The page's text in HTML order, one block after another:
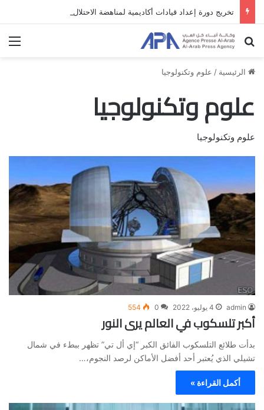
بحث عن
الرئيسية / علوم وتكنولوجيا
علوم وتكنولوجيا
علوم وتكنولوجيا
admin 4 يوليو، 2022 0
554
أكبر تلسكوب في العالم يرى النور
بدأت طلائع التلسكوب الفائق الكبر “إي أل تي” تظهر ببطء في شمال
تشيلي الذي يُعتبر أحد أفضل الأماكن لرصد النجوم،…
أكمل القراءة »